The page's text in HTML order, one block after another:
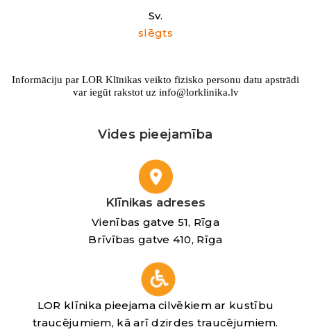
Sv.
slēgts
Informāciju par LOR Klīnikas veikto fizisko personu datu apstrādi
var iegūt rakstot uz info@lorklinika.lv
Vides pieejamība
Klīnikas adreses
Vienības gatve 51, Rīga
Brīvības gatve 410, Rīga
LOR klīnika pieejama cilvēkiem ar kustību
traucējumiem, kā arī dzirdes traucējumiem.